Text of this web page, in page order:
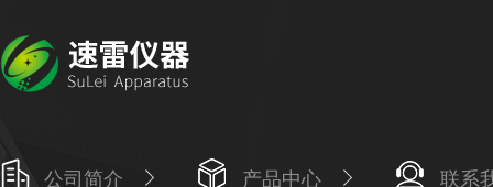
公司简介 产品中心 联系